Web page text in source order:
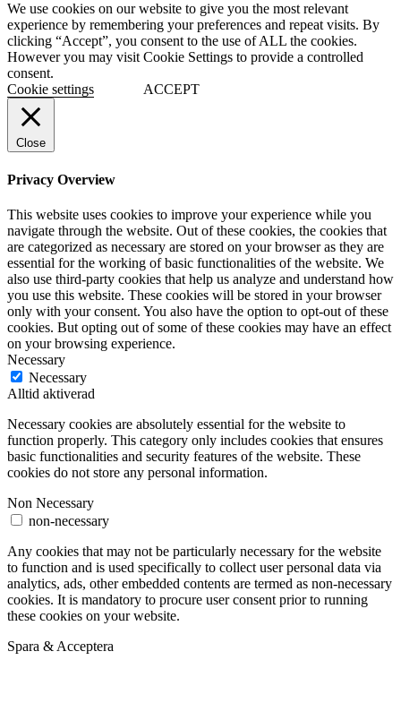
We use cookies on our website to give you the most relevant
experience by remembering your preferences and repeat visits. By
clicking “Accept”, you consent to the use of ALL the cookies.
However you may visit Cookie Settings to provide a controlled
consent.
Cookie settings
ACCEPT
Close
Privacy Overview
This website uses cookies to improve your experience while you
navigate through the website. Out of these cookies, the cookies that
are categorized as necessary are stored on your browser as they are
essential for the working of basic functionalities of the website. We
also use third-party cookies that help us analyze and understand how
you use this website. These cookies will be stored in your browser
only with your consent. You also have the option to opt-out of these
cookies. But opting out of some of these cookies may have an effect
on your browsing experience.
Necessary
Necessary
Alltid aktiverad
Necessary cookies are absolutely essential for the website to
function properly. This category only includes cookies that ensures
basic functionalities and security features of the website. These
cookies do not store any personal information.
Non Necessary
non-necessary
Any cookies that may not be particularly necessary for the website
to function and is used specifically to collect user personal data via
analytics, ads, other embedded contents are termed as non-necessary
cookies. It is mandatory to procure user consent prior to running
these cookies on your website.
Spara & Acceptera